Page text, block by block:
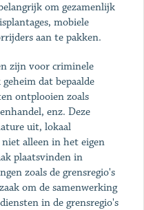
om gezamenlijk
mobiele
aan te pakken.
zijn voor criminele
dat bepaalde
ontplooien zoals
enz. Deze
uit, lokaal
alleen in het eigen
plaatsvinden in
zoals de grensregio's
om de samenwerking
in de grensregio's